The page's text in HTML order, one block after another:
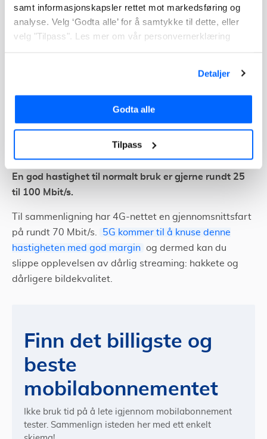
samt informasjonskapsler rettet mot markedsføring og
analyse. Velg ‘Godta alle’ for å samtykke til dette, eller
velg "Tilpass". Les mer om vår personvernerklæring
Detaljer
Godta alle
Tilpass
Slik som navnet tilsier blir du aldri tom for data – du
kan bruke så mye data du vil uten at hastigheten eller
kvaliteten skal bli dårligere, men er det slik
Du velger gjerne hastighet isteden for data, men
bruker du mer enn 100 GB data vil hastigheten
En god hastighet til normalt bruk er gjerne rundt 25
til 100 Mbit/s.
Til sammenligning har 4G-nettet en gjennomsnittsfart
på rundt 70 Mbit/s.
5G kommer til å knuse denne
hastigheten med god margin og dermed kan du
slippe opplevelsen av dårlig streaming: hakkete og
dårligere bildekvalitet.
Finn det billigste og
beste
mobilabonnementet
Ikke bruk tid på å lete igjennom mobilabonnement
tester. Sammenlign isteden her med ett enkelt